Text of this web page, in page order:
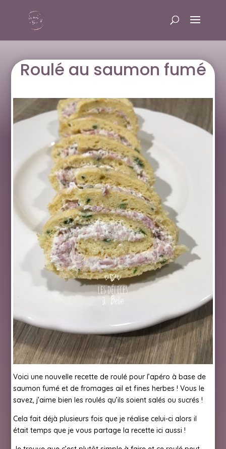
Roulé au saumon fumé
Voici une nouvelle recette de roulé pour l’apéro à base de
saumon fumé et de fromages ail et fines herbes ! Vous le
savez, j’aime bien les roulés qu’ils soient salés ou sucrés !
Cela fait déjà plusieurs fois que je réalise celui-ci alors il
était temps que je vous partage la recette ici aussi !